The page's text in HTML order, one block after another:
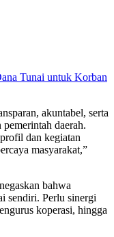
Tunai untuk Korban
akuntabel, serta
daerah.
dan kegiatan
masyarakat,”
bahwa
sendiri. Perlu sinergi
koperasi, hingga